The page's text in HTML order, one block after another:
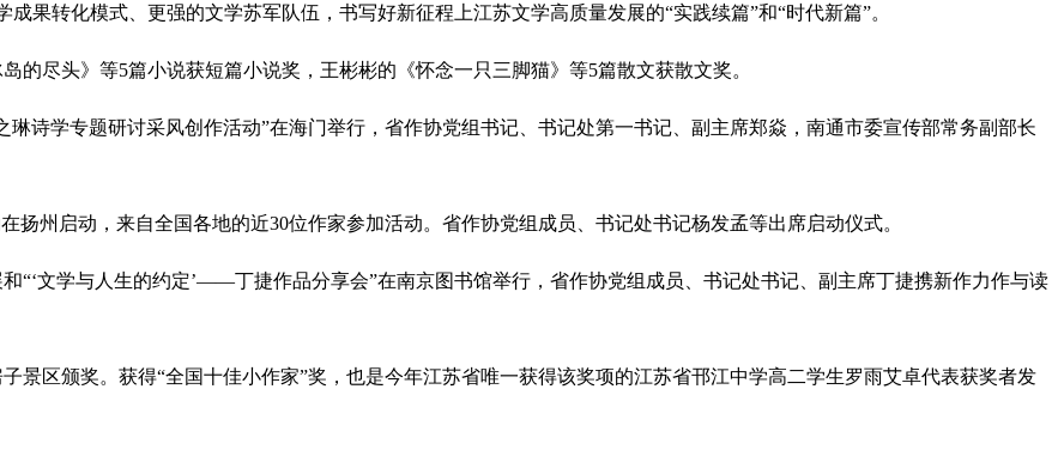
果转化模式、更强的文学苏军队伍，书写好新征程上江苏文学高质量发展的“实践续篇”和“时代新篇”。
的尽头》等5篇小说获短篇小说奖，王彬彬的《怀念一只三脚猫》等5篇散文获散文奖。
诗学专题研讨采风创作活动”在海门举行，省作协党组书记、书记处第一书记、副主席郑焱，南通市委宣传部常务副部长
扬州启动，来自全国各地的近30位作家参加活动。省作协党组成员、书记处书记杨发孟等出席启动仪式。
“‘文学与人生的约定’——丁捷作品分享会”在南京图书馆举行，省作协党组成员、书记处书记、副主席丁捷携新作力作与读
景区颁奖。获得“全国十佳小作家”奖，也是今年江苏省唯一获得该奖项的江苏省邗江中学高二学生罗雨艾卓代表获奖者发